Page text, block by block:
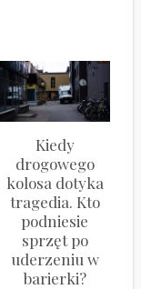
Kiedy
drogowego
kolosa dotyka
tragedia. Kto
podniesie
sprzęt po
uderzeniu w
barierki?